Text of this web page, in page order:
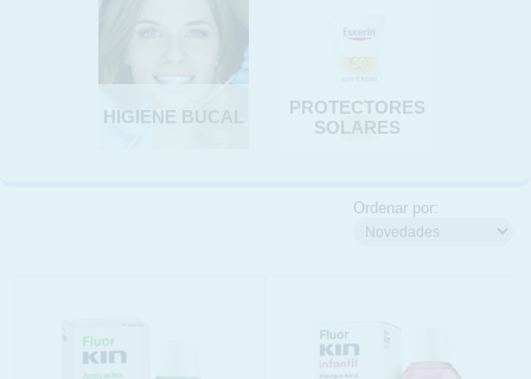
HIGIENE BUCAL
PROTECTORES
SOLARES
Ordenar por: